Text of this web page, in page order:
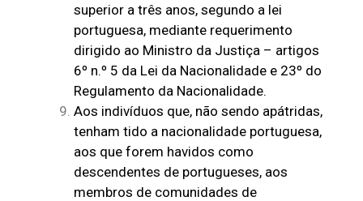
superior a três anos, segundo a lei
portuguesa, mediante requerimento
dirigido ao Ministro da Justiça – artigos
6º n.º 5 da Lei da Nacionalidade e 23º do
Regulamento da Nacionalidade.
Aos indivíduos que, não sendo apátridas,
tenham tido a nacionalidade portuguesa,
aos que forem havidos como
descendentes de portugueses, aos
membros de comunidades de